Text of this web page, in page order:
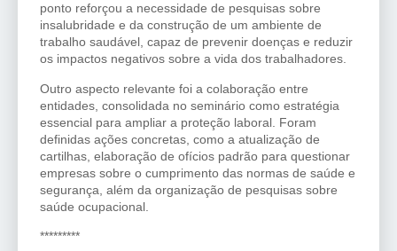
ponto reforçou a necessidade de pesquisas sobre
insalubridade e da construção de um ambiente de
trabalho saudável, capaz de prevenir doenças e reduzir
os impactos negativos sobre a vida dos trabalhadores.
Outro aspecto relevante foi a colaboração entre
entidades, consolidada no seminário como estratégia
essencial para ampliar a proteção laboral. Foram
definidas ações concretas, como a atualização de
cartilhas, elaboração de ofícios padrão para questionar
empresas sobre o cumprimento das normas de saúde e
segurança, além da organização de pesquisas sobre
saúde ocupacional.
*********